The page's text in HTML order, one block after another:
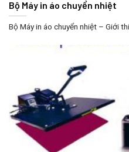
Bộ Máy in áo chuyển nhiệt
Bộ Máy in áo chuyển nhiệt – Giới